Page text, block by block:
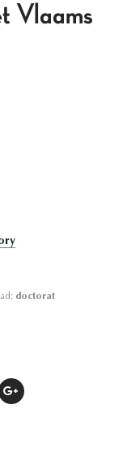
Vlaams
doctorat